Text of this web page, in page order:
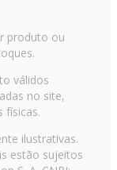
produto ou
válidos
no site,
físicas.
ilustrativas.
estão sujeitos